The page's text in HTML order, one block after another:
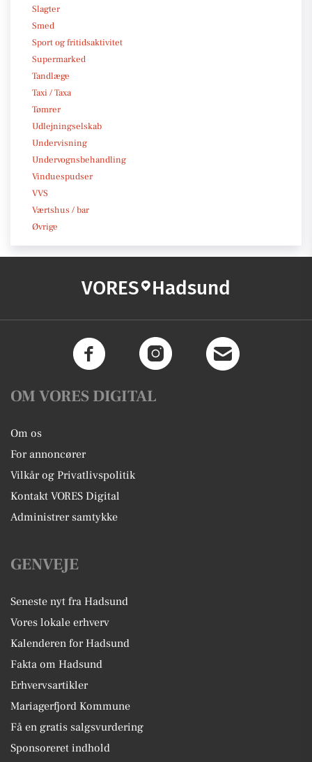
Slagter
Smed
Sport og fritidsaktivitet
Supermarked
Tandlæge
Taxi / Taxa
Tømrer
Udlejningselskab
Undervisning
Undervognsbehandling
Vinduespudser
VVS
Værtshus / bar
Øvrige
VORES Hadsund
OM VORES DIGITAL
Om os
For annoncører
Vilkår og Privatlivspolitik
Kontakt VORES Digital
Administrer samtykke
GENVEJE
Seneste nyt fra Hadsund
Vores lokale erhverv
Kalenderen for Hadsund
Fakta om Hadsund
Erhvervsartikler
Mariagerfjord Kommune
Få en gratis salgsvurdering
Sponsoreret indhold